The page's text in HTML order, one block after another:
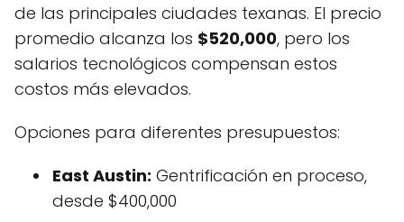
de las principales ciudades texanas. El precio
promedio alcanza los $520,000, pero los
salarios tecnológicos compensan estos
costos más elevados.
Opciones para diferentes presupuestos:
East Austin: Gentrificación en proceso,
desde $400,000